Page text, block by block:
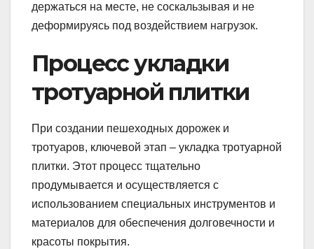
держаться на месте, не соскальзывая и не
деформируясь под воздействием нагрузок.
Процесс укладки
тротуарной плитки
При создании пешеходных дорожек и
тротуаров, ключевой этап – укладка тротуарной
плитки. Этот процесс тщательно
продумывается и осуществляется с
использованием специальных инструментов и
материалов для обеспечения долговечности и
красоты покрытия.